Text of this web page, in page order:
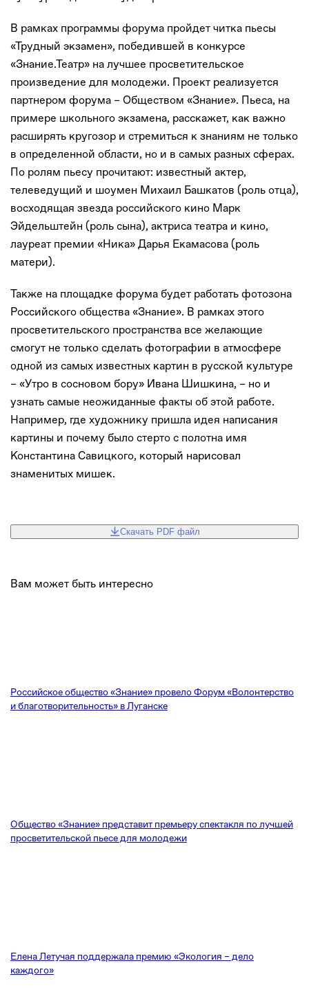
В рамках программы форума пройдет читка пьесы
«Трудный экзамен», победившей в конкурсе
«Знание.Театр» на лучшее просветительское
произведение для молодежи. Проект реализуется
партнером форума – Обществом «Знание». Пьеса, на
примере школьного экзамена, расскажет, как важно
расширять кругозор и стремиться к знаниям не только
в определенной области, но и в самых разных сферах.
По ролям пьесу прочитают: известный актер,
телеведущий и шоумен Михаил Башкатов (роль отца),
восходящая звезда российского кино Марк
Эйдельштейн (роль сына), актриса театра и кино,
лауреат премии «Ника» Дарья Екамасова (роль
матери).
Также на площадке форума будет работать фотозона
Российского общества «Знание». В рамках этого
просветительского пространства все желающие
смогут не только сделать фотографии в атмосфере
одной из самых известных картин в русской культуре
– «Утро в сосновом бору» Ивана Шишкина, – но и
узнать самые неожиданные факты об этой работе.
Например, где художнику пришла идея написания
картины и почему было стерто с полотна имя
Константина Савицкого, который нарисовал
знаменитых мишек.
Скачать PDF файл
Вам может быть интересно
Российское общество «Знание» провело Форум «Волонтерство
и благотворительность» в Луганске
Общество «Знание» представит премьеру спектакля по лучшей
просветительской пьесе для молодежи
Елена Летучая поддержала премию «Экология – дело
каждого»